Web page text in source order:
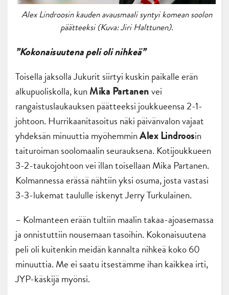
Alex Lindroosin kauden avausmaali syntyi komean soolon
päätteeksi (Kuva: Jiri Halttunen).
”Kokonaisuutena peli oli nihkeä”
Toisella jaksolla Jukurit siirtyi kuskin paikalle erän
alkupuoliskolla, kunMika Partanenvei
rangaistuslaukauksen päätteeksi joukkueensa 2-1-
johtoon. Hurrikaanitasoitus näki päivänvalon vajaat
yhdeksän minuuttia myöhemminAlex Lindroosin
taituroiman soolomaalin seurauksena. Kotijoukkueen
3-2-taukojohtoon vei illan toisellaan Mika Partanen.
Kolmannessa erässä nähtiin yksi osuma, josta vastasi
3-3-lukemat taululle iskenyt Jerry Turkulainen.
– Kolmanteen erään tultiin maalin takaa-ajoasemassa
ja onnistuttiin nousemaan tasoihin. Kokonaisuutena
peli oli kuitenkin meidän kannalta nihkeä koko 60
minuuttia. Me ei saatu itsestämme ihan kaikkea irti,
JYP-käskijä myönsi.